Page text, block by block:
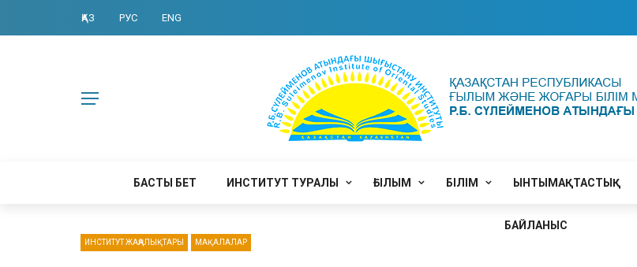
ҚАЗ РУС ENG
БАСТЫ БЕТ ИНСТИТУТ ТУРАЛЫ ҒЫЛЫМ БІЛІМ ЫНТЫМАҚТАСТЫҚ
БАЙЛАНЫС
ИНСТИТУТ ЖАҢАЛЫҚТАРЫ МАҚАЛАЛАР